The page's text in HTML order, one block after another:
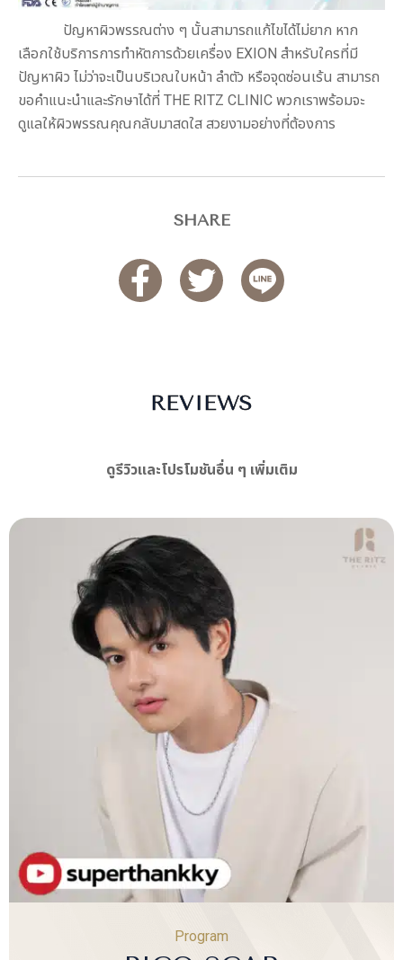
ปัญหาผิวพรรณต่าง ๆ นั้นสามารถแก้ไขได้ไม่ยาก หาก
เลือกใช้บริการการทำหัตการด้วยเครื่อง EXION สำหรับใครที่มี
ปัญหาผิว ไม่ว่าจะเป็นบริเวณใบหน้า ลำตัว หรือจุดซ่อนเร้น สามารถ
ขอคำแนะนำและรักษาได้ที่ THE RITZ CLINIC พวกเราพร้อมจะ
ดูแลให้ผิวพรรณคุณกลับมาสดใส สวยงามอย่างที่ต้องการ
SHARE
REVIEWS
ดูรีวิวและโปรโมชันอื่น ๆ เพิ่มเติม
Program